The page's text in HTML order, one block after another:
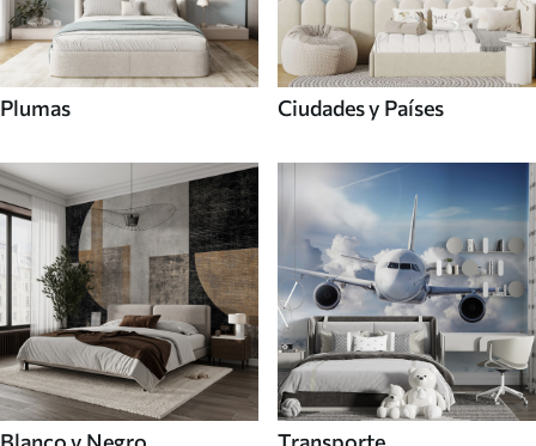
Plumas Ciudades y Países